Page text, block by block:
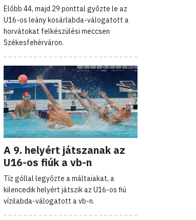
Előbb 44, majd 29 ponttal győzte le az
U16-os leány kosárlabda-válogatott a
horvátokat felkészülési meccsen
Székesfehérváron.
A 9. helyért játszanak az
U16-os fiúk a vb-n
Tíz góllal legyőzte a máltaiakat, a
kilencedik helyért játszik az U16-os fiú
vízilabda-válogatott a vb-n.